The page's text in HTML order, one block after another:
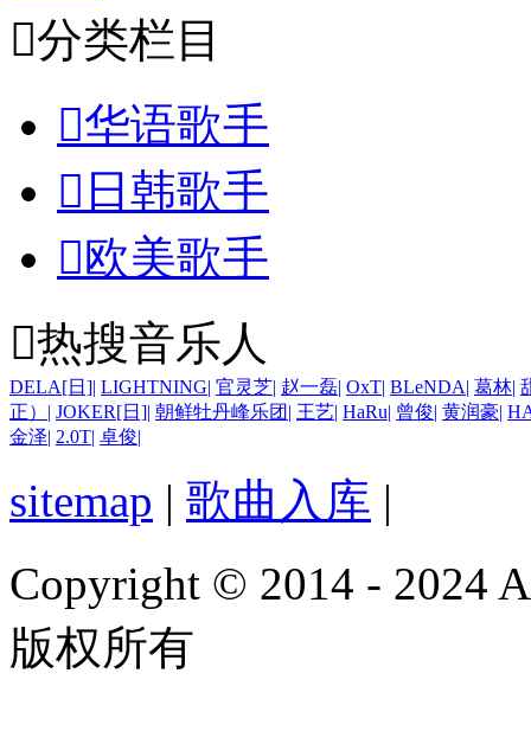
分类栏目
华语歌手
 日韩歌手
欧美歌手
热搜音乐人
DELA[日]| LIGHTNING| 官灵芝| 赵一磊| OxT| BLeNDA| 葛林|
正） | JOKER[日]| 朝鲜牡丹峰乐团 | 王艺| HaRu| 曾俊| 黄润豪|
金泽| 2.0T| 卓俊|
sitemap | 歌曲入库 |
Copyright © 2014 - 2024
版权所有